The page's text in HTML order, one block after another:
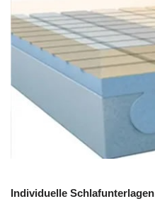
Individuelle Schlafunterlagen